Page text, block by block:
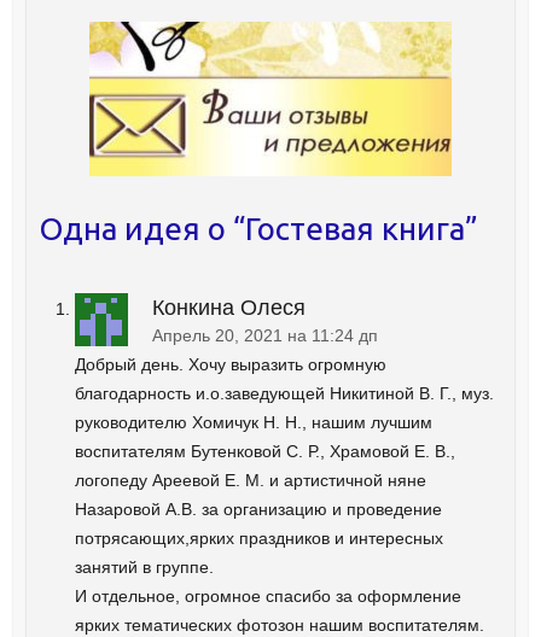
Одна идея о “Гостевая книга”
Конкина Олеся
Апрель 20, 2021 на 11:24 дп
Добрый день. Хочу выразить огромную
благодарность и.о.заведующей Никитиной В. Г., муз.
руководителю Хомичук Н. Н., нашим лучшим
воспитателям Бутенковой С. Р., Храмовой Е. В.,
логопеду Ареевой Е. М. и артистичной няне
Назаровой А.В. за организацию и проведение
потрясающих,ярких праздников и интересных
занятий в группе.
И отдельное, огромное спасибо за оформление
ярких тематических фотозон нашим воспитателям.